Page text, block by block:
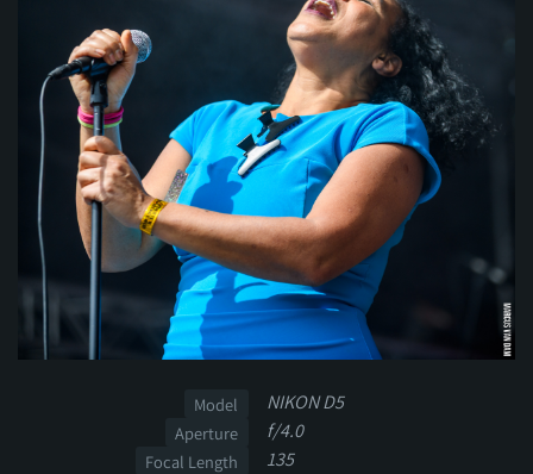
Model NIKON D5
Aperture f/4.0
Focal Length 135